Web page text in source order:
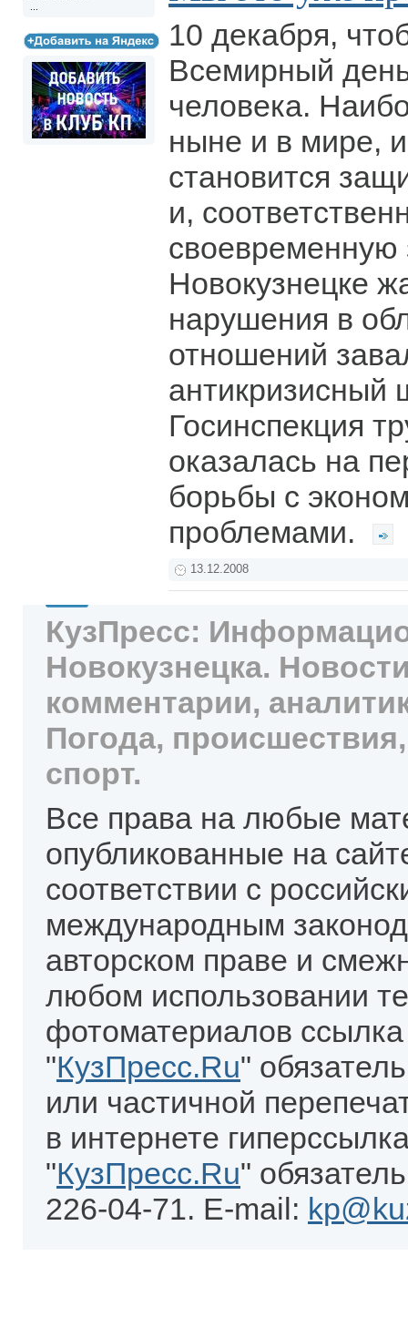
10 декабря,
Всемирный
человека.
ныне и в мире,
становится
и,
своевременную
Новокузнецке
нарушения в
отношений
антикризисный
Госинспекция
оказалась на
борьбы с
проблемами.
13.12.2008
КузПресс:
Новокузнецка.
комментарии,
Погода,
спорт.
Все права на любые
опубликованные на
соответствии с
международным
авторском праве и
любом использовании
фотоматериалов
"КузПресс.Ru"
или частичной
в интернете
"КузПресс.Ru"
226-04-71. E-mail: